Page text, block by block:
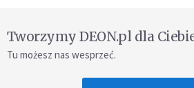
Tworzymy DEON.pl dla
Tu możesz nas wesprzeć.